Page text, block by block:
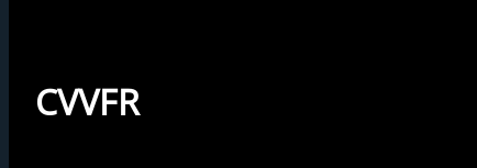
CVVFR